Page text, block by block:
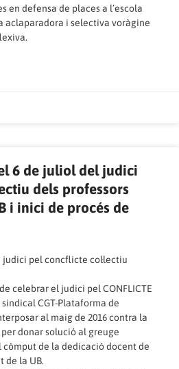
en defensa de places a l’escola
aclaparadora i selectiva voràgine
6 de juliol del judici
dels professors
i inici de procés de
pel concflicte col·lectiu
celebrar el judici pel CONFLICTE
sindical CGT-Plataforma de
al maig de 2016 contra la
donar solució al greuge
de la dedicació docent de
de la UB.